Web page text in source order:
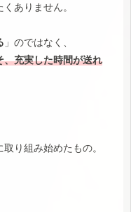
ありません。
」のではなく、
、充実した時間が送れ
り組み始めたもの。